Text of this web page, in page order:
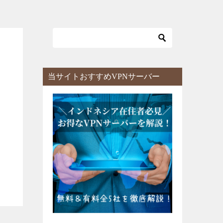
当サイトおすすめVPNサーバー